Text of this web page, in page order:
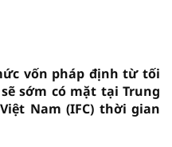
vốn pháp định từ tối
sớm có mặt tại Trung
Nam (IFC) thời gian